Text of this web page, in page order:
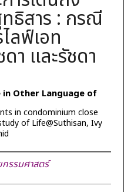
ธิสาร : กรณี
ลฟ์เอท
า และรัชดา
Other Language of
in condominium close
of Life@Suthisan, Ivy
รรมศาสตร์